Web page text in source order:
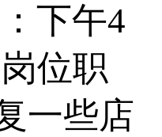
下午4
位职
一些店